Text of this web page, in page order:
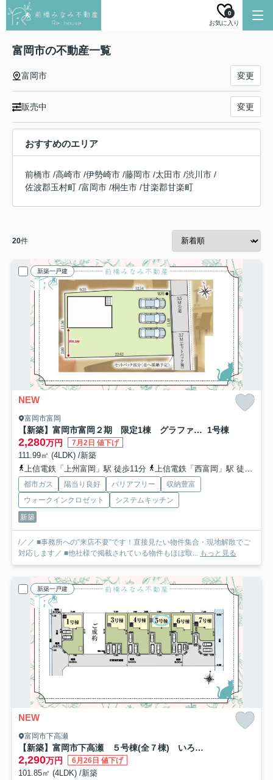
お気に入り
0
富岡市の不動産一覧
富岡市 変更
販売中 変更
おすすめのエリア
前橋市 /高崎市 /伊勢崎市 /藤岡市 /太田市 /渋川市 /
佐波郡玉村町 /富岡市 /桐生市 /甘楽郡甘楽町
20件
新築一戸建
NEW
富岡市富岡
【新築】富岡市富岡２期 限定1棟 グラファーレ 新築建売 1号棟
2,280万円 7月2日 値下げ
111.99㎡ (4LDK) /新築
上信電鉄「上州富岡」駅 徒歩11分
上信電鉄「西富岡」駅 徒歩15分
都市ガス 陽当り良好 バリアフリー
収納豊富
ウォークインクロゼット
システムキッチン
新築
/／／ ■事務所への”来店不要”です！直接見たい物件集合・現地解散でご
対応します／ ■他社様で掲載されている物件もほぼ取... もっと見る
新築一戸建
NEW
富岡市下高瀬
【新築】富岡市下高瀬 ５号棟(全７棟) いろどりアイタウン 新築建売分譲
2,290万円 6月26日 値下げ
101.85㎡ (4LDK) /新築